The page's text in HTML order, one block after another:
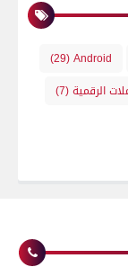
Android
(29)
الرقمية(7)